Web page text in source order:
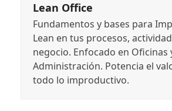
Lean Office
Fundamentos y bases para
Lean en tus procesos,
negocio. Enfocado en Oficinas
Administración. Potencia el
todo lo improductivo.